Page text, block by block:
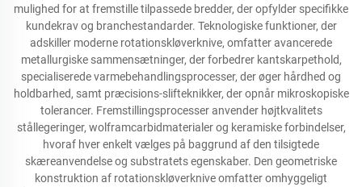
mulighed for at fremstille tilpassede bredder, der opfylder specifikke
kundekrav og branchestandarder. Teknologiske funktioner, der
adskiller moderne rotationskløverknive, omfatter avancerede
metallurgiske sammensætninger, der forbedrer kantskarpethold,
specialiserede varmebehandlingsprocesser, der øger hårdhed og
holdbarhed, samt præcisions-slifteknikker, der opnår mikroskopiske
tolerancer. Fremstillingsprocesser anvender højtkvalitets
stållegeringer, wolframcarbidmaterialer og keramiske forbindelser,
hvoraf hver enkelt vælges på baggrund af den tilsigtede
skæreanvendelse og substratets egenskaber. Den geometriske
konstruktion af rotationskløverknive omfatter omhyggeligt